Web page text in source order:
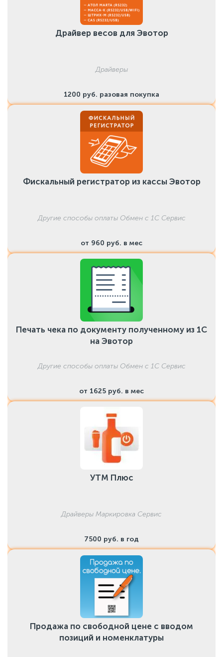
Драйвер весов для Эвотор
Драйверы
1200 руб. разовая покупка
Фискальный регистратор из кассы Эвотор
Другие способы оплаты Обмен с 1С Сервис
от 960 руб. в мес
Печать чека по документу полученному из 1С
на Эвотор
Другие способы оплаты Обмен с 1С Сервис
от 1625 руб. в мес
УТМ Плюс
Драйверы Маркировка Сервис
7500 руб. в год
Продажа по свободной цене с вводом
позиций и номенклатуры